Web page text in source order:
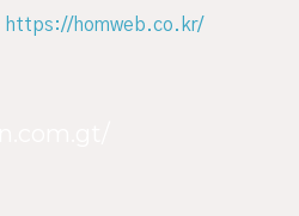
https://homweb.co.kr/